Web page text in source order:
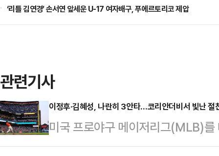
‘리틀 김연경’ 손서연 앞세운 U-17 여자배구, 푸에르토리코 제압
관련기사
이정후·김혜성, 나란히 3안타…코리안더비서 빛난 절
미국 프로야구 메이저리그(MLB)
앤젤레스 다저스의 라이벌전에서 ‘